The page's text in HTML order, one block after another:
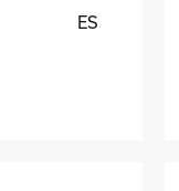
ES